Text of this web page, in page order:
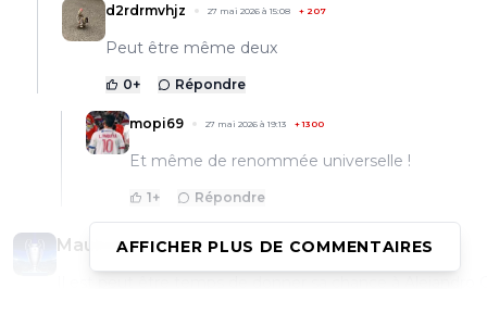
d2rdrmvhjz 27 mai 2026 à 15:08 + 207
Peut être même deux
0+ Répondre
mopi69 27 mai 2026 à 19:13 +1300
Et même de renommée universelle !
1+ Répondre
Maubelan-OL 27 mai 2026 à 11:05 +2052
AFFICHER PLUS DE COMMENTAIRES